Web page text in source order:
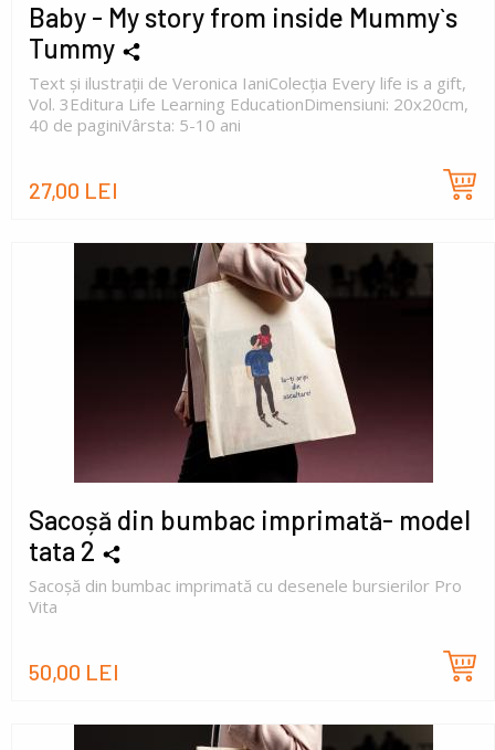
Baby - My story from inside Mummy`s
Tummy
Text și ilustrații de Veronica IaniColecția Every life is a gift,
Vol. 3Editura Life Learning EducationDimensiuni: 20x20cm,
40 de paginiVârsta: 5-10 ani
27,00 LEI
Sacoșă din bumbac imprimată- model
tata 2
Sacoșă din bumbac imprimată cu desenele bursierilor Pro
Vita
50,00 LEI